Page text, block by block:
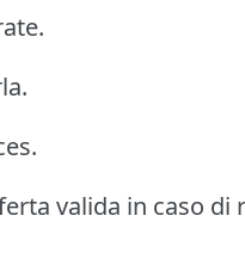
valida in caso di